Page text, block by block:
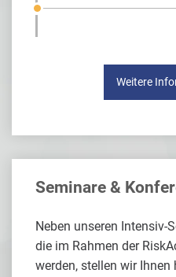
Weitere
Seminare &
Neben unseren Intensiv-
die im Rahmen der
werden, stellen wir Ihnen